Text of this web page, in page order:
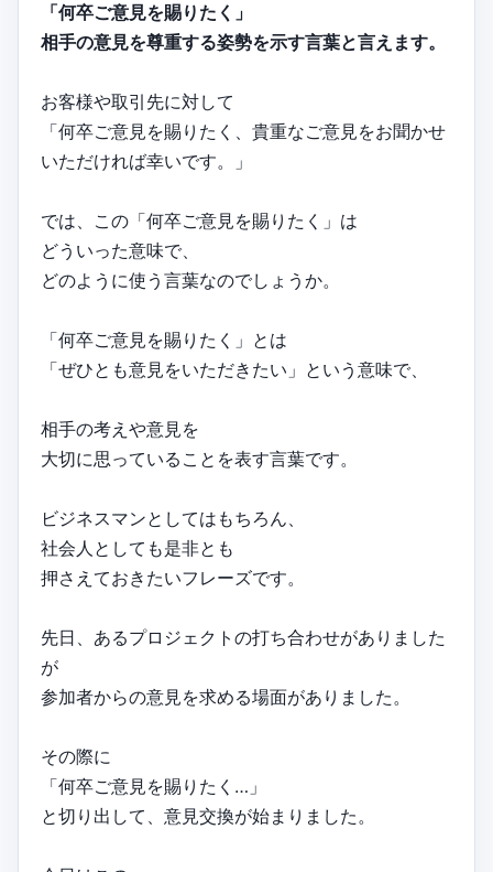
「何卒ご意見を賜りたく」
相手の意見を尊重する姿勢を示す言葉と言えます。
お客様や取引先に対して
「何卒ご意見を賜りたく、貴重なご意見をお聞かせ
いただければ幸いです。」
では、この「何卒ご意見を賜りたく」は
どういった意味で、
どのように使う言葉なのでしょうか。
「何卒ご意見を賜りたく」とは
「ぜひとも意見をいただきたい」という意味で、
相手の考えや意見を
大切に思っていることを表す言葉です。
ビジネスマンとしてはもちろん、
社会人としても是非とも
押さえておきたいフレーズです。
先日、あるプロジェクトの打ち合わせがありました
が
参加者からの意見を求める場面がありました。
その際に
「何卒ご意見を賜りたく…」
と切り出して、意見交換が始まりました。